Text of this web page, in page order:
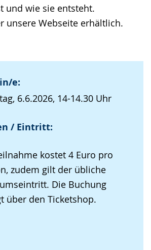
und wie sie entsteht.
unsere Webseite erhältlich.
e:
6.6.2026, 14-14.30 Uhr
/ Eintritt:
kostet 4 Euro pro
zudem gilt der übliche
Die Buchung
über den Ticketshop.